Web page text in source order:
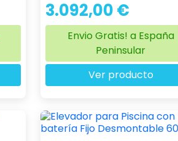
3.092,00 €
Envio Gratis! a España
Peninsular
Ver producto